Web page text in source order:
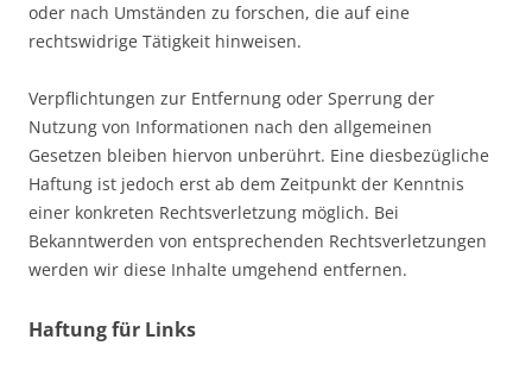
oder nach Umständen zu forschen, die auf eine
rechtswidrige Tätigkeit hinweisen.
Verpflichtungen zur Entfernung oder Sperrung der
Nutzung von Informationen nach den allgemeinen
Gesetzen bleiben hiervon unberührt. Eine diesbezügliche
Haftung ist jedoch erst ab dem Zeitpunkt der Kenntnis
einer konkreten Rechtsverletzung möglich. Bei
Bekanntwerden von entsprechenden Rechtsverletzungen
werden wir diese Inhalte umgehend entfernen.
Haftung für Links